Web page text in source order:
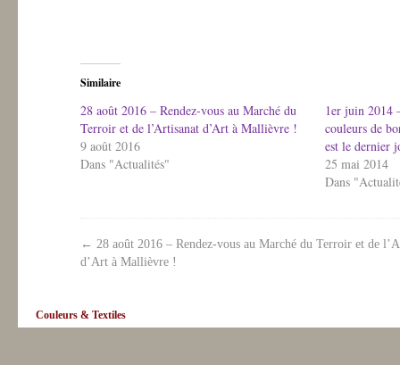
Similaire
28 août 2016 – Rendez-vous au Marché du
Terroir et de l’Artisanat d’Art à Mallièvre !
9 août 2016
Dans "Actualités"
1er juin 2014
couleurs de
est le dernier
25 mai 2014
Dans
← 28 août 2016 – Rendez-vous au Marché du Terroir et de
d’Art à Mallièvre !
Couleurs & Textiles